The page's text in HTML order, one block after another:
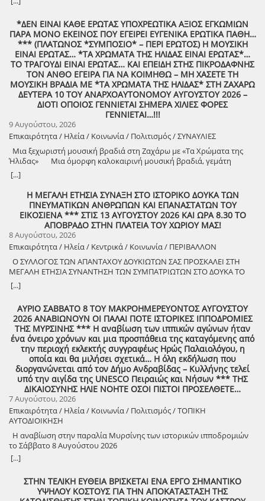
*ΔΕΝ ΕΙΝΑΙ ΚΑΘΕ ΕΡΩΤΑΣ ΥΠΟΧΡΕΩΤΙΚΑ ΑΞΙΟΣ ΕΓΚΩΜΙΩΝ
ΠΑΡΑ ΜΟΝΟ ΕΚΕΙΝΟΣ ΠΟΥ ΕΓΕΙΡΕΙ ΕΥΓΕΝΙΚΑ ΕΡΩΤΙΚΑ ΠΑΘΗ…
*** (ΠΛΑΤΩΝΟΣ *ΣΥΜΠΟΣΙΟ* – ΠΕΡΙ ΕΡΩΤΟΣ) Η ΜΟΥΣΙΚΗ
ΕΙΝΑΙ ΕΡΩΤΑΣ… *ΤΑ ΧΡΩΜΑΤΑ ΤΗΣ ΗΛΙΔΑΣ ΕΙΝΑΙ ΕΡΩΤΑΣ*…
ΤΟ ΤΡΑΓΟΥΔΙ ΕΙΝΑΙ ΕΡΩΤΑΣ… ΚΑΙ ΕΠΕΙΔΗ ΣΤΗΣ ΠΙΚΡΟΔΑΦΝΗΣ
ΤΟΝ ΑΝΘΟ ΕΓΕΙΡΑ ΓΙΑ ΝΑ ΚΟΙΜΗΘΩ – ΜΗ ΧΑΣΕΤΕ ΤΗ
ΜΟΥΣΙΚΗ ΒΡΑΔΙΑ ΜΕ *ΤΑ ΧΡΩΜΑΤΑ ΤΗΣ ΗΛΙΔΑΣ* ΣΤΗ ΖΑΧΑΡΩ
ΔΕΥΤΕΡΑ 10 ΤΟΥ ΑΝΑΡΧΟΑΥΤΟΝΟΜΟΥ ΑΥΓΟΥΣΤΟΥ 2026 –
ΔΙΟΤΙ ΟΠΟΙΟΣ ΓΕΝΝΙΕΤΑΙ ΣΗΜΕΡΑ ΧΙΛΙΕΣ ΦΟΡΕΣ
ΓΕΝΝΙΕΤΑΙ…!!!
9 Αυγούστου, 2026
Επικαιρότητα / Ηλεία / Κοινωνία / Πολιτισμός / ΣΥΝΑΥΛΙΕΣ
Μια ξεχωριστή μουσική βραδιά στη Ζαχάρω με «Τα Χρώματα της
Ήλιδας» Μια όμορφη καλοκαιρινή μουσική βραδιά, γεμάτη
μελωδίες, πολιτισμό και καλή διάθεση, διοργανώνει ο Δήμος
Ζαχάρως, στο πλαίσιο του Καλοκαιρινού Πολιτιστικού
Προγράμματος. Τη Δευτέρα 10 Αυγούστου, στις 21:30, το προαύλιο
του Γυμνασίου Ζαχάρως θα γεμίσει μουσική, καθώς η Ορχήστρα «Τα
Χρώματα της Ήλιδας» θα παρουσιάσει ένα ξεχωριστό μουσικό
πρόγραμμα. Μια βραδιά που έρχεται να ενώσει ανθρώπους
διαφορετικών ηλικιών μέσα από τη δύναμη της μουσικής και να
προσφέρει σε κατοίκους και επισκέπτες μια όμορφη καλοκαιρινή
έξοδο. Ο Δήμος Ζαχάρως συνεχίζει να επενδύει στον πολιτισμό και να
δημιουργεί αφορμές για συνάντηση, ψυχαγωγία και συμμετοχή.
Δευτέρα 10 Αυγούστου | 21:30 Προαύλιο Γυμνασίου Ζαχάρως
[...]
Η ΜΕΓΑΛΗ ΕΤΗΣΙΑ ΣΥΝΑΞΗ ΣΤΟ ΙΣΤΟΡΙΚΟ ΔΟΥΚΑ ΤΩΝ
ΠΝΕΥΜΑΤΙΚΩΝ ΑΝΘΡΩΠΩΝ ΚΑΙ ΕΠΑΝΑΣΤΑΤΩΝ ΤΟΥ
ΕΙΚΟΣΙΕΝΑ *** ΣΤΙΣ 13 ΑΥΓΟΥΣΤΟΥ 2026 ΚΑΙ ΩΡΑ 8.30 ΤΟ
ΑΠΟΒΡΑΔΟ ΣΤΗΝ ΠΛΑΤΕΙΑ ΤΟΥ ΧΩΡΙΟΥ ΜΑΣ!
8 Αυγούστου, 2026
Επικαιρότητα / Ηλεία / Κεντρικά / Κοινωνία / ΠΕΡΙΒΑΛΛΟΝ
Ο ΣΥΛΛΟΓΟΣ ΤΩΝ ΑΠΑΝΤΑΧΟΥ ΔΟΥΚΙΩΤΩΝ ΣΑΣ ΠΡΟΣΚΑΛΕΙ ΣΤΗ
ΜΕΓΑΛΗ ΕΤΗΣΙΑ ΣΥΝΑΝΤΗΣΗ ΤΩΝ ΣΥΜΠΑΤΡΙΩΤΩΝ ΣΤΟ ΔΟΥΚΑ ΤΟ
ΑΘΑΝΑΤΟ! Μεγάλη η χαρά η δική μας για το ριζιμιό μας και για
τον επαναστάτη πρόγονό μας που πολέμησε με το σπαθί στο χέρι
κανόνια του αγώνα! ΦΩΤΟΓΡΑΦΙΕΣ ΚΑΙ ΠΡΟΣΚΛΗΣΗ ΓΙΑ ΤΟ
ΣΥΝΑΠΑΝΤΗΜΑ (Πατήστε πάνω στο σύνδεσμο για να ανοίξει το
αρχείο) Ο Σύλλογος των απανταχού Δουκιωτών σάς προσκαλεί στην
εκδήλωση που θα πραγματοποιηθεί στο χωριό μας, το ΔΟΥΚΑ, σε
συνδιοργάνωση με τον Δήμο Αρχαίας Ολυμπίας, στις 13 Αυγούστου,
ημέρα Πέμπτη και ώρα 8:30 μ.μ., στην πλατεία του χωριού με θέμα:
«Άυλη πολιτιστική κληρονομιά: Eκφράσεις, Δράσεις Διαφύλαξης και
Προοπτικές στην Ηλεία» Oμιλητές: – Διομήδης Τόλιος, Διεύθυνση
Νεότερης Πολιτιστικής Κληρονομιάς ΥΠΠΟ-Σύλλογος Διβριωτών
Αθήνας – Γωγώ Κανελλοπούλου, εκπαιδευτικός – Νίκος
Σιάκκουλης, Πρόεδρος eco action Νεμούτας Θα ακολουθήσoυν
χοροί της Ηλείας από το Λύκειο Ελληνίδων Πύργου Η είσοδος για
την πολιτιστική εκδήλωση είναι ελεύθερη. Μετά το πέρας της
εκδήλωσης, σας προσκαλούμε να διασκεδάσουμε όλοι μαζί με
ζωντανή παραδοσιακή μουσική από τη μουσική ομάδα του
Λύσανδρου Παναγόπουλου, σε μια βραδιά γεμάτη κέφι, χορό και
συμμετοχής στο γλέντι: 10 ευρώ ανά άτομο.
[...]
ΑΥΡΙΟ ΣΑΒΒΑΤΟ 8 ΤΟΥ ΜΑΚΡΟΗΜΕΡΕΥΟΝΤΟΣ ΑΥΓΟΥΣΤΟΥ
2026 ΑΝΑΒΙΩΝΟΥΝ ΟΙ ΠΑΛΑΙ ΠΟΤΕ ΙΣΤΟΡΙΚΕΣ ΙΠΠΟΔΡΟΜΙΕΣ
ΤΗΣ ΜΥΡΣΙΝΗΣ *** Η αναβίωση των ιππικών αγώνων ήταν
ένα όνειρο χρόνων και μια προσπάθεια της καταγόμενης από
την περιοχή εκλεκτής συγγραφέως Ηρώς Παλαιολόγου, η
οποία και θα μιλήσει σχετικά… Η όλη εκδήλωση που
διοργανώνεται από τον Δήμο Ανδραβίδας – Κυλλήνης τελεί
υπό την αιγίδα της UNESCO Πειραιώς και Νήσων *** ΤΗΣ
ΔΙΚΑΙΟΣΥΝΗΣ ΗΛΙΕ ΝΟΗΤΕ ΟΣΟΙ ΠΙΣΤΟΙ ΠΡΟΣΕΛΘΕΤΕ…
7 Αυγούστου, 2026
Επικαιρότητα / Ηλεία / Κοινωνία / Πολιτισμός / ΤΟΠΙΚΗ
ΑΥΤΟΔΙΟΙΚΗΣΗ
Η αναβίωση στην παραλία Μυρσίνης των ιστορικών ιπποδρομιών
το Σάββατο 8 Αυγούστου 2026
[...]
ΣΤΗΝ ΤΕΛΙΚΗ ΕΥΘΕΙΑ ΒΡΙΣΚΕΤΑΙ ΕΝΑ ΕΡΓΟ ΣΗΜΑΝΤΙΚΟ
ΥΨΗΛΟΥ ΚΟΣΤΟΥΣ ΓΙΑ ΤΗΝ ΑΠΟΚΑΤΑΣΤΑΣΗ ΤΗΣ